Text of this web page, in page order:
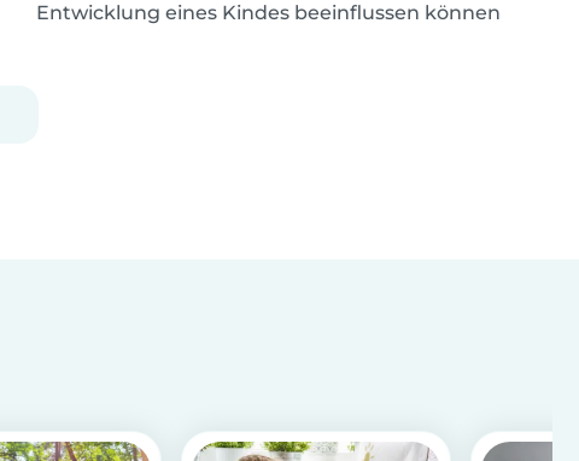
Entwicklung eines Kindes beeinflussen können